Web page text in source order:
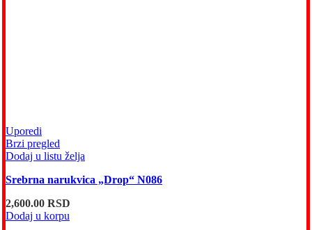
Uporedi
Brzi pregled
Dodaj u listu želja
Srebrna narukvica „Drop“ N086
2,600.00 RSD
Dodaj u korpu